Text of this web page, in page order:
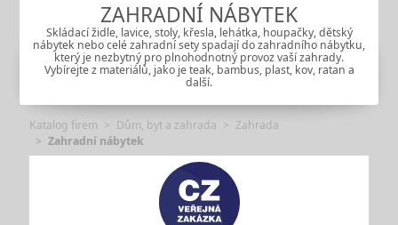
ZAHRADNÍ NÁBYTEK
Skládací židle, lavice, stoly, křesla, lehátka, houpačky, dětský
nábytek nebo celé zahradní sety spadají do zahradního nábytku,
který je nezbytný pro plnohodnotný provoz vaší zahrady.
Vybírejte z materiálů, jako je teak, bambus, plast, kov, ratan a
další.
Katalog firem Dům, byt a zahrada
Zahrada
Zahradní nábytek